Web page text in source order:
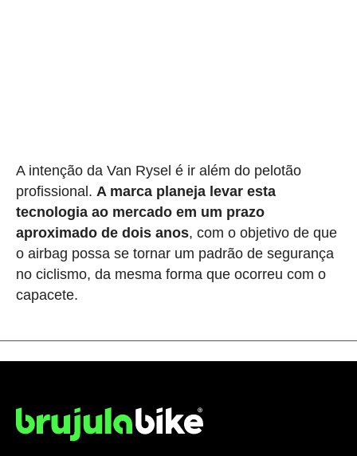
A intenção da Van Rysel é ir além do pelotão
profissional. A marca planeja levar esta
tecnologia ao mercado em um prazo
aproximado de dois anos, com o objetivo de que
o airbag possa se tornar um padrão de segurança
no ciclismo, da mesma forma que ocorreu com o
capacete.